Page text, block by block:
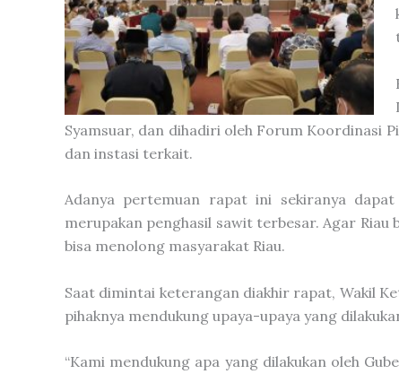
Syamsuar, dan dihadiri oleh Forum Koordinasi
dan instasi terkait.
Adanya pertemuan rapat ini sekiranya
merupakan penghasil sawit terbesar. Agar Riau
bisa menolong masyarakat Riau.
Saat dimintai keterangan diakhir rapat, Wakil
pihaknya mendukung upaya-upaya yang
“Kami mendukung apa yang dilakukan oleh